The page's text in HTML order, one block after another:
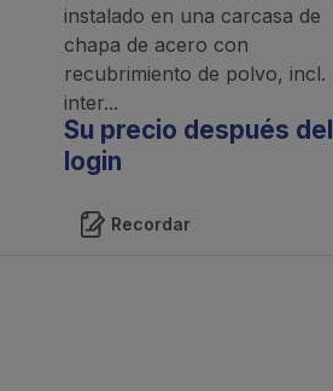
instalado en una carcasa de
chapa de acero con
recubrimiento de polvo, incl.
inter...
Su precio después del
login
Recordar